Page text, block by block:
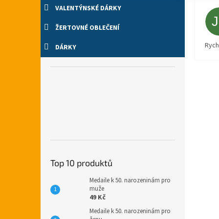
VALENTÝNSKÉ DÁRKY
ŽERTOVNÉ OBLEČENÍ
DÁRKY
Top 10 produktů
Medaile k 50. narozeninám pro
muže
49 Kč
Medaile k 50. narozeninám pro